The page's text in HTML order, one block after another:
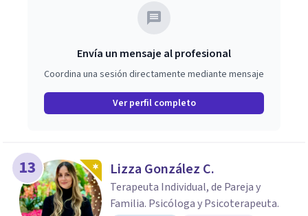
Envía un mensaje al profesional
Coordina una sesión directamente mediante mensaje
Ver perfil completo
13 Lizza González C.
Terapeuta Individual, de Pareja y
Familia. Psicóloga y Psicoterapeuta.